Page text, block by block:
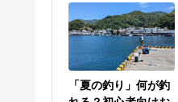
「夏の釣り」何が釣